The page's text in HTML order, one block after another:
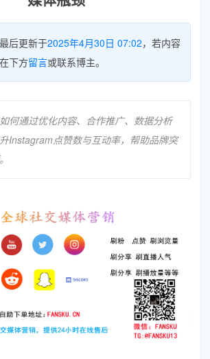
后更新于2025年4月30日 07:02，若内容
下方留言或联系博主。
何通过优化内容、合作推广、数据分析
Instagram点赞数与互动率，帮助品牌突